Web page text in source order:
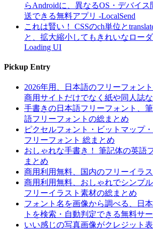
らAndroidに、異なるOS・デバイ
送できる無料アプリ -LocalSend
これは賢い！ CSSのch単位と
と、拡大縮小してもきれいなロー
Loading UI
Pickup Entry
2026年用、日本語のフリーフォン
商用サイトだけでなく紙や同人誌
手書きの日本語フリーフォント、
語フリーフォントの総まとめ
ピクセルフォント・ビットマップ
フリーフォント 総まとめ
おしゃれな手書き！ 筆記体の英語
まとめ
商用利用無料、国内のフリーイラ
商用利用無料、おしゃれでシンプ
フリーイラスト素材の総まとめ
フォント名を画像から調べる、日
トを検索・自動判定できる無料サ
いい感じの写真画像がクレジット